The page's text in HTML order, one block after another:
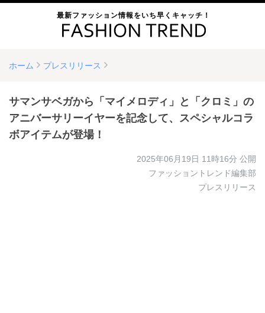
最新ファッション情報をいち早くキャッチ！
ホーム プレスリリース
サマンサベガから「マイメロディ」と「クロミ」の
アニバーサリーイヤーを記念して、スペシャルコラ
ボアイテムが登場！
2025年06月19日 11時16分 公開
ファッショントレンド編集部
プレスリリース